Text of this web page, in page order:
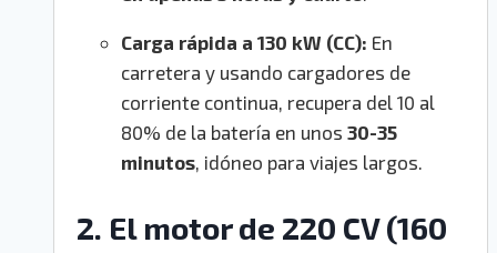
Carga rápida a 130 kW (CC): En
carretera y usando cargadores de
corriente continua, recupera del 10 al
80% de la batería en unos 30-35
minutos, idóneo para viajes largos.
2. El motor de 220 CV (160